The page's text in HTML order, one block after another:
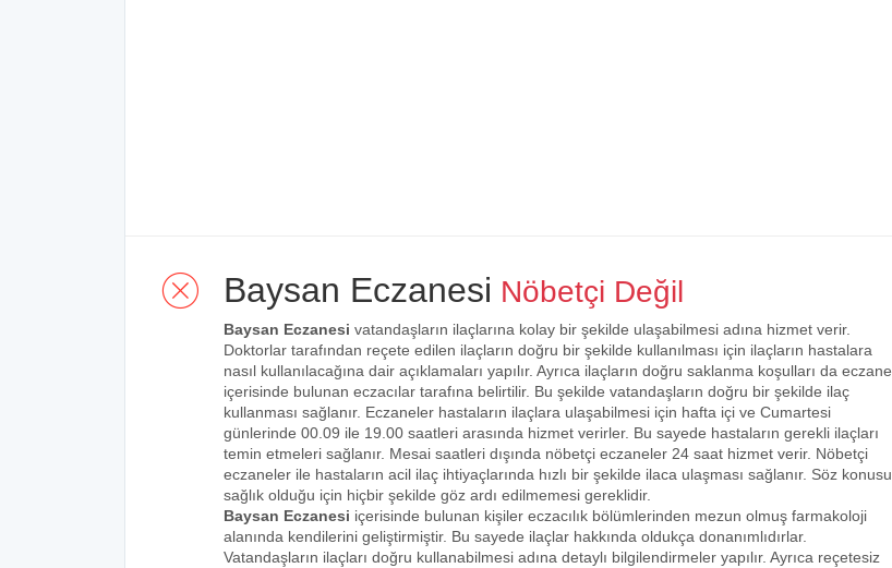
Baysan Eczanesi Nöbetçi Değil
Baysan Eczanesi vatandaşların ilaçlarına kolay bir şekilde ulaşabilmesi adına hizmet verir.
Doktorlar tarafından reçete edilen ilaçların doğru bir şekilde kullanılması için ilaçların hastalara
nasıl kullanılacağına dair açıklamaları yapılır. Ayrıca ilaçların doğru saklanma koşulları da eczane
içerisinde bulunan eczacılar tarafına belirtilir. Bu şekilde vatandaşların doğru bir şekilde ilaç
kullanması sağlanır. Eczaneler hastaların ilaçlara ulaşabilmesi için hafta içi ve Cumartesi
günlerinde 00.09 ile 19.00 saatleri arasında hizmet verirler. Bu sayede hastaların gerekli ilaçları
temin etmeleri sağlanır. Mesai saatleri dışında nöbetçi eczaneler 24 saat hizmet verir. Nöbetçi
eczaneler ile hastaların acil ilaç ihtiyaçlarında hızlı bir şekilde ilaca ulaşması sağlanır. Söz konusu
sağlık olduğu için hiçbir şekilde göz ardı edilmemesi gereklidir.
Baysan Eczanesi içerisinde bulunan kişiler eczacılık bölümlerinden mezun olmuş farmakoloji
alanında kendilerini geliştirmiştir. Bu sayede ilaçlar hakkında oldukça donanımlıdırlar.
Vatandaşların ilaçları doğru kullanabilmesi adına detaylı bilgilendirmeler yapılır. Ayrıca reçetesiz